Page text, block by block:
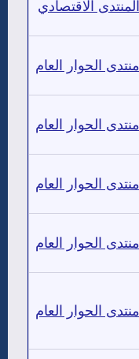
المنتدى الاقتصادي
منتدى الحوار العام
منتدى الحوار العام
منتدى الحوار العام
منتدى الحوار العام
منتدى الحوار العام